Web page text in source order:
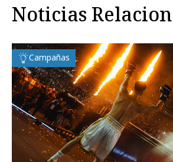
Noticias
Campañas